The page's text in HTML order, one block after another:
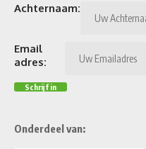
Achternaam:
Email
adres:
Onderdeel van: